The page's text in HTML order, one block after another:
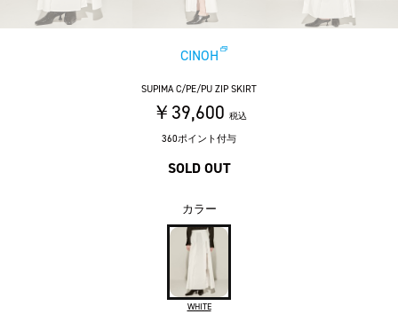
CINOH
SUPIMA C/PE/PU ZIP SKIRT
￥39,600 税込
360ポイント付与
SOLD OUT
カラー
WHITE